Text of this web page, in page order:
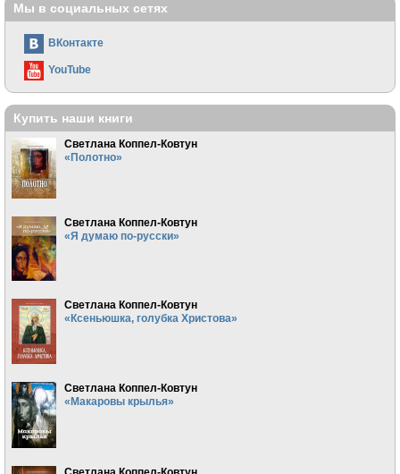
Мы в социальных сетях
ВКонтакте
YouTube
Купить наши книги
Светлана Коппел-Ковтун
«Полотно»
Светлана Коппел-Ковтун
«Я думаю по-русски»
Светлана Коппел-Ковтун
«Ксеньюшка, голубка Христова»
Светлана Коппел-Ковтун
«Макаровы крылья»